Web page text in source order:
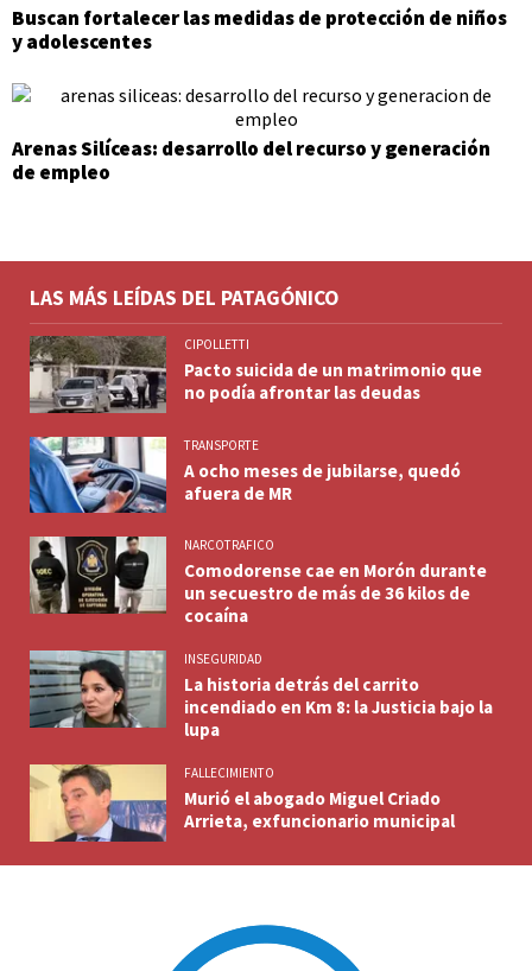
Buscan fortalecer las medidas de protección de niños
y adolescentes
Arenas Silíceas: desarrollo del recurso y generación
de empleo
LAS MÁS LEÍDAS DEL PATAGÓNICO
CIPOLLETTI
Pacto suicida de un matrimonio que
no podía afrontar las deudas
TRANSPORTE
A ocho meses de jubilarse, quedó
afuera de MR
NARCOTRAFICO
Comodorense cae en Morón durante
un secuestro de más de 36 kilos de
cocaína
INSEGURIDAD
La historia detrás del carrito
incendiado en Km 8: la Justicia bajo la
lupa
FALLECIMIENTO
Murió el abogado Miguel Criado
Arrieta, exfuncionario municipal